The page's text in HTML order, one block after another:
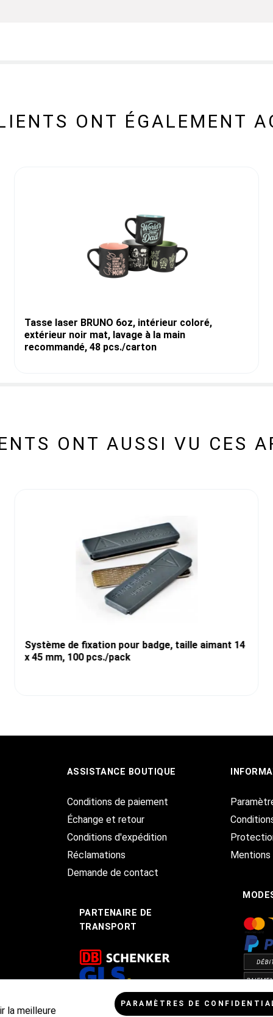
ONT ÉGALEMENT
Tasse laser BRUNO 6oz, intérieur coloré,
extérieur noir mat, lavage à la main
recommandé, 48 pcs./carton
ONT AUSSI VU CES
Système de fixation pour badge, taille aimant 14
x 45 mm, 100 pcs./pack
ASSISTANCE BOUTIQUE
Conditions de paiement
Échange et retour
Conditions d'expédition
Réclamations
Demande de contact
PARTENAIRE DE
TRANSPORT
Mentions
la meilleure
PARAMÈTRES DE